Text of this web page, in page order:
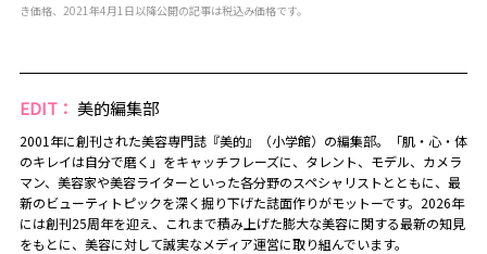
き価格、2021年4月1日以降公開の記事は税込み価格です。
EDIT： 美的編集部
2001年に創刊された美容専門誌『美的』（小学館）の編集部。「肌・心・体
のキレイは自分で磨く」をキャッチフレーズに、タレント、モデル、カメラ
マン、美容家や美容ライターといった各分野のスペシャリストとともに、最
新のビューティトピックを深く掘り下げた誌面作りがモットーです。2026年
には創刊25周年を迎え、これまで積み上げた膨大な美容に関する最新の知見
をもとに、美容に対して誠実なメディア運営に取り組んでいます。